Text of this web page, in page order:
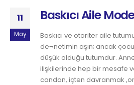
11
May
Baskıcı Aile
Baskıcı ve otoriter aile
de¬netimin aşın; ancak
düşük olduğu tutumdur.
ilişkilerinde hep bir mesafe
candan, içten davranmak